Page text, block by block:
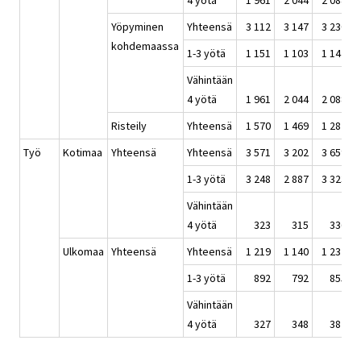
Yöpyminen
kohdemaassa
Yhteensä 3 112 3 147 3 230
1-3 yötä
1 151 1 103 1 142
Vähintään
4 yötä
1 961 2 044 2 088
Risteily
Yhteensä 1 570 1 469 1 282
Työ
Kotimaa Yhteensä Yhteensä 3 571 3 202 3 659
1-3 yötä
3 248 2 887 3 323
Vähintään
4 yötä
323 315
336
Ulkomaa Yhteensä Yhteensä 1 219 1 140 1 237
1-3 yötä
892 792
855
Vähintään
4 yötä
327 348 382